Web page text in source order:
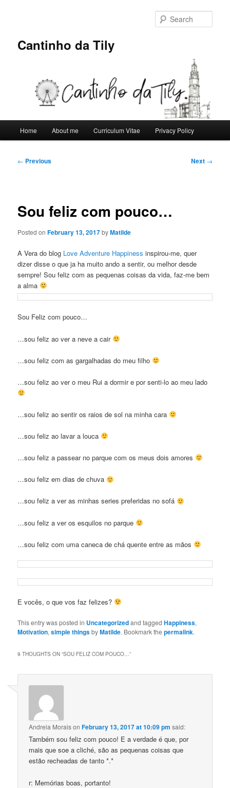
Cantinho da Tily
Home About me Curriculum Vitae Privacy Policy
Post
← Previous Next →
Sou feliz com pouco…
Posted onFebruary 13, 2017byMatilde
A Vera do blog Love Adventure Happiness inspirou-me, quer
dizer disse o que ja ha muito ando a sentir, ou melhor desde
sempre! Sou feliz com as pequenas coisas da vida, faz-me bem
a alma
Sou Feliz com pouco…
…sou feliz ao ver a neve a cair
…sou feliz com as gargalhadas do meu filho
…sou feliz ao ver o meu Rui a dormir e por senti-lo ao meu lado
…sou feliz ao sentir os raios de sol na minha cara
…sou feliz ao lavar a louca
…sou feliz a passear no parque com os meus dois amores
…sou feliz em dias de chuva
…sou feliz a ver as minhas series preferidas no sofá
…sou feliz a ver os esquilos no parque
…sou feliz com uma caneca de chá quente entre as mãos
E vocês, o que vos faz felizes?
This entry was posted in Uncategorizedand taggedHappiness,
Motivation,simple thingsbyMatilde. Bookmark thepermalink.
9 THOUGHTS ON “SOU FELIZ COM POUCO…”
Andreia MoraisonFebruary 13, 2017 at 10:09 pm said:
Também sou feliz com pouco! E a verdade é que, por
mais que soe a cliché, são as pequenas coisas que
estão recheadas de tanto *.*
r: Memórias boas, portanto!